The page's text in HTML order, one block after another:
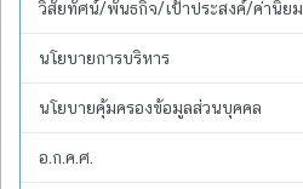
วิสัยทัศน์/พันธกิจ/เป้าประสงค์/ค่านิยม
นโยบายการบริหาร
นโยบายคุ้มครองข้อมูลส่วนบุคคล
อ.ก.ค.ศ.